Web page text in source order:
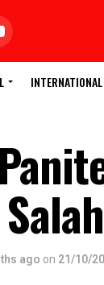
INTERNATIONAL
ago on 21/10/